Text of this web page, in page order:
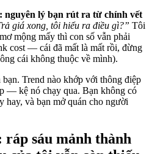
lý bạn rút ra từ chính vết
giá xong, tôi hiểu ra điều gì?” Tôi
mộng mấy thì con số vẫn phải
cost — cái đã mất là mất rồi, đừng
cái không thuộc về mình).
Trend nào khớp với thông điệp
— kệ nó chạy qua. Bạn không có
hay, và bạn mở quán cho người
sáu mảnh thành